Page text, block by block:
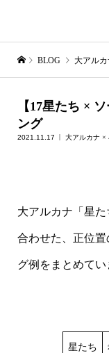
BLOG 大アル
【17星たち ×
ング
2021.11.17 大アルカナ ×
大アルカナ「星
合わせた、正位
グ例をまとめてい
星たち